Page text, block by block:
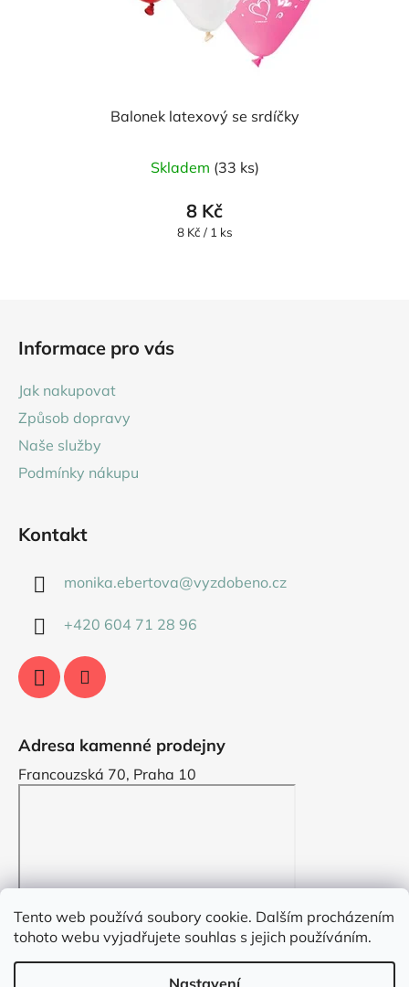
Tento web používá soubory cookie. Dalším procházením
tohoto webu vyjadřujete souhlas s jejich používáním.
Nastavení
Balonek latexový se srdíčky
Skladem (33 ks)
8 Kč
Měrná
8 Kč / 1 ks
Informace pro vás
Jak nakupovat
Způsob dopravy
Naše služby
Podmínky nákupu
Kontakt
monika.ebertova@vyzdobeno.cz
+420 604 71 28 96
Adresa kamenné prodejny
Francouzská 70, Praha 10